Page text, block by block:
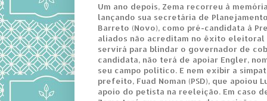
Um ano depois, Zema recorreu à
lançando sua secretária de
Barreto (Novo), como pré-candidata à
aliados não acreditam no êxito eleitoral
servirá para blindar o governador de
candidata, não terá de apoiar Engler,
seu campo político. E nem exibir a
prefeito, Fuad Noman (PSD), que apoiou
apoio do petista na reeleição. Em caso